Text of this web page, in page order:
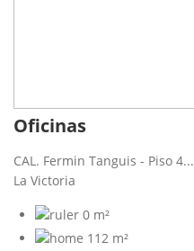
Oficinas
CAL. Fermin Tanguis - Piso 4...
La Victoria
0 m²
112 m²